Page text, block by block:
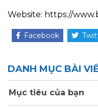
Website: https://
Facebook
DANH MỤC BÀI
Mục tiêu của bạn